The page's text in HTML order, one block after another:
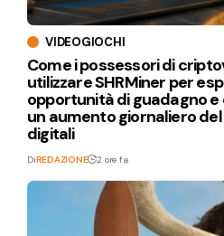
VIDEOGIOCHI
Come i possessori di
utilizzare SHRMiner per
opportunità di guadagno
un aumento giornaliero
digitali
DiREDAZIONE 2 ore fa